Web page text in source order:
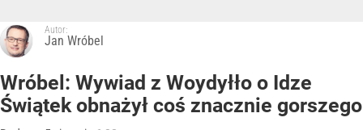
Autor:
Jan Wróbel
Wróbel: Wywiad z Woydyłło o Idze
Świątek obnażył coś znacznie gorszego